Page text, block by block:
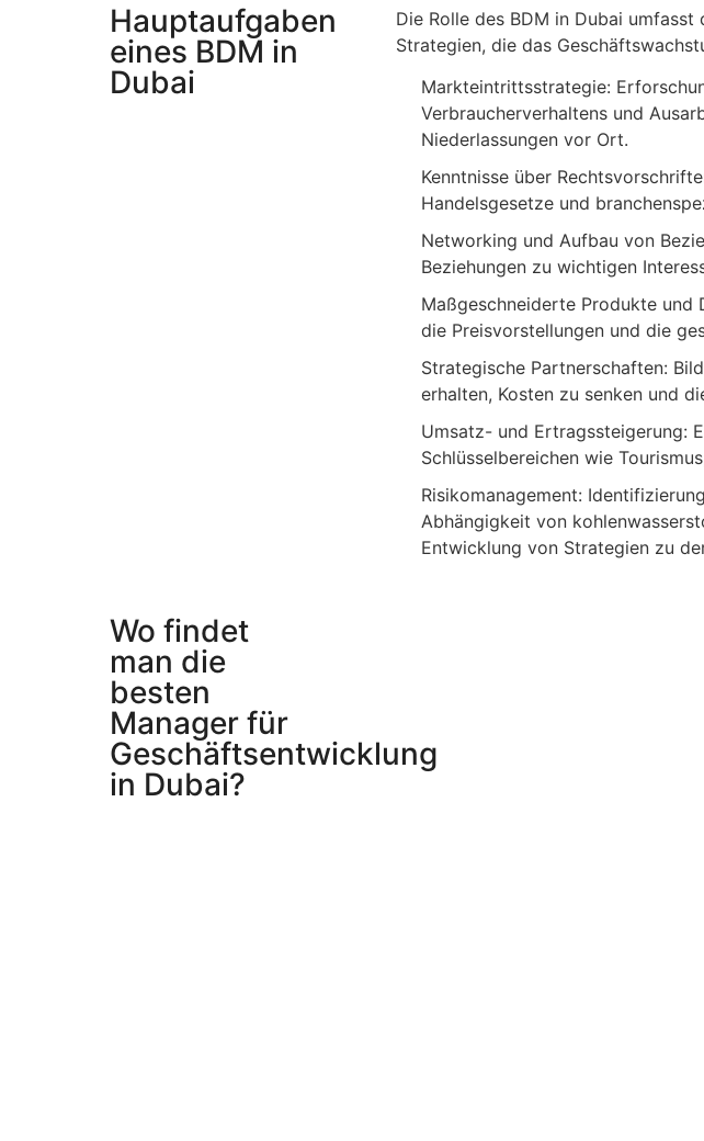
Hauptaufgaben
eines BDM in
Dubai
Die Rolle des BDM in Dubai
Strategien, die das
Markteintrittsstrategie:
Verbraucherverhaltens und
Niederlassungen vor Ort.
Kenntnisse über
Handelsgesetze und
Networking und Aufbau von
Beziehungen zu wichtigen
Maßgeschneiderte Produkte und
die Preisvorstellungen und die
Strategische Partnerschaften:
erhalten, Kosten zu senken und
Umsatz- und Ertragssteigerung:
Schlüsselbereichen wie
Risikomanagement:
Abhängigkeit von
Entwicklung von Strategien zu
Wo findet
man die
besten
Manager für
Geschäftsentwicklung
in Dubai?